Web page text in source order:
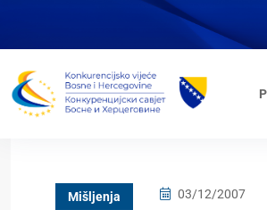
Mišljenja 03/12/2007